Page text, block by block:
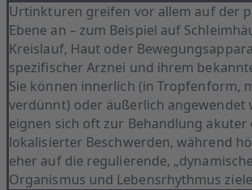
Urtinkturen greifen vor allem auf der
Ebene an – zum Beispiel auf
Kreislauf, Haut oder
spezifischer Arznei und ihrem
Sie können innerlich (in Tropfenform,
verdünnt) oder äußerlich angewendet
eignen sich oft zur Behandlung
lokalisierter Beschwerden, während
eher auf die regulierende,
Organismus und Lebensrhythmus